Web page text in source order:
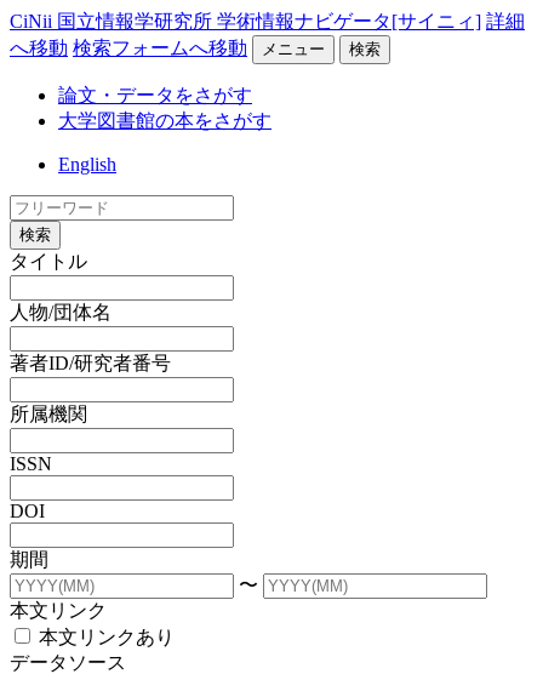
CiNii 国立情報学研究所 学術情報ナビゲータ[サイニィ] 詳細
へ移動 検索フォームへ移動 メニュー 検索
論文・データをさがす
大学図書館の本をさがす
English
検索
タイトル
人物/団体名
著者ID/研究者番号
所属機関
ISSN
DOI
期間
〜
本文リンク
本文リンクあり
データソース